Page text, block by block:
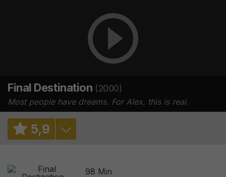
Final Destination (2000)
Most people have dreams. For Alex, this is real.
5,9
98 Min